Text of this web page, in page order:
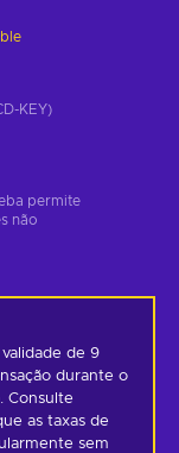
KEY)
permite
não
de 9
durante o
Consulte
as taxas de
sem